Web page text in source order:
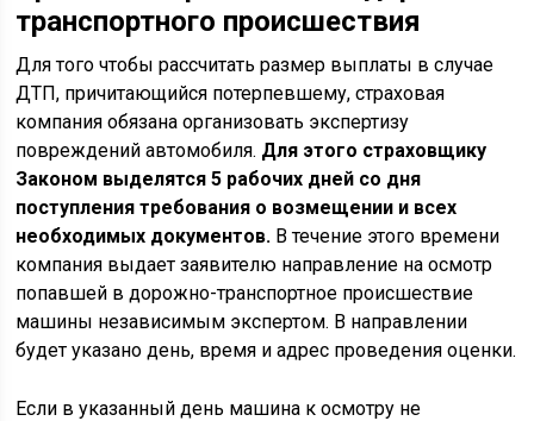
транспортного происшествия
Для того чтобы рассчитать размер выплаты в случае
ДТП, причитающийся потерпевшему, страховая
компания обязана организовать экспертизу
повреждений автомобиля. Для этого страховщику
Законом выделятся 5 рабочих дней со дня
поступления требования о возмещении и всех
необходимых документов. В течение этого времени
компания выдает заявителю направление на осмотр
попавшей в дорожно-транспортное происшествие
машины независимым экспертом. В направлении
будет указано день, время и адрес проведения оценки.
Если в указанный день машина к осмотру не